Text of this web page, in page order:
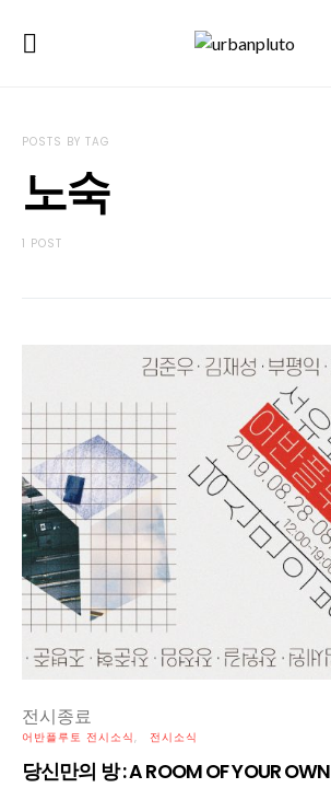
POSTS BY TAG
노숙
1 POST
전시종료
어반플루토 전시소식 전시소식
당신만의 방 : A ROOM OF YOUR OWN